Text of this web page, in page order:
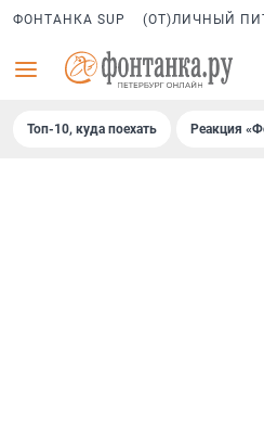
ФОНТАНКА SUP (ОТ)ЛИЧНЫЙ
Топ-10, куда поехать Реакция